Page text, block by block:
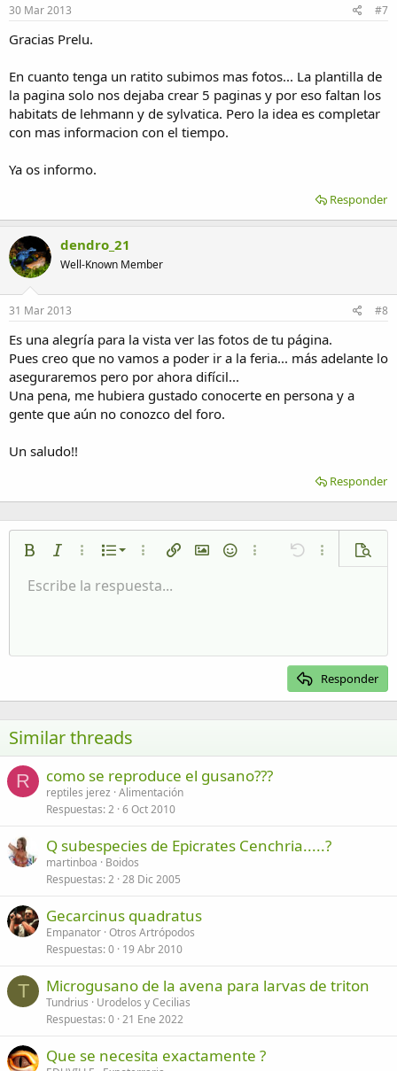
30 Mar 2013 #7
Gracias Prelu.
En cuanto tenga un ratito subimos mas fotos... La plantilla de
la pagina solo nos dejaba crear 5 paginas y por eso faltan los
habitats de lehmann y de sylvatica. Pero la idea es completar
con mas informacion con el tiempo.
Ya os informo.
Responder
dendro_21
Well-Known Member
31 Mar 2013 #8
Es una alegría para la vista ver las fotos de tu página.
Pues creo que no vamos a poder ir a la feria... más adelante lo
aseguraremos pero por ahora difícil...
Una pena, me hubiera gustado conocerte en persona y a
gente que aún no conozco del foro.
Un saludo!!
Responder
NegritaCursivaMás opciones…
Lista
Lista numerada
Lista desordenada
Más opciones…
Insertar enlace
Insertar imagen
EmoticonosMás opciones…
Deshacer
Más
Vista
Tamaño del texto
9
22
26
Color de texto
Fuente Arial
Times New Roman
Trebuchet MS
Verdana
TachadoSubrayado
AlineamientoAlineación izquierda
Paragraph format
Normal
Heading 2
CitarMultimedia
Insertar tabla
Insert horizontal line
SpoilerCódigo
RehacerCambiar a código BB
Eliminar formato
BorradoresGuardar borrador
Escribe la respuesta...
Responder
Similar threads
R como se reproduce el gusano???
reptiles jerez Alimentación
Respuestas 2 6 Oct 2010
Q subespecies de Epicrates Cenchria.....?
martinboa
Boidos
Respuestas 2 28 Dic 2005
Gecarcinus quadratus
Empanator Otros Artrópodos
Respuestas 0 19 Abr 2010
T Microgusano de la avena para larvas de triton
Tundrius
Urodelos y Cecilias
Respuestas 0 21 Ene 2022
Que se necesita exactamente ?